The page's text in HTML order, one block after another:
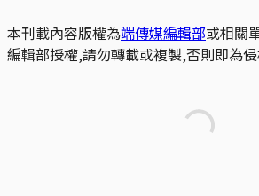
本刊載內容版權為端傳媒編輯部或相關
編輯部授權,請勿轉載或複製,否則即為侵